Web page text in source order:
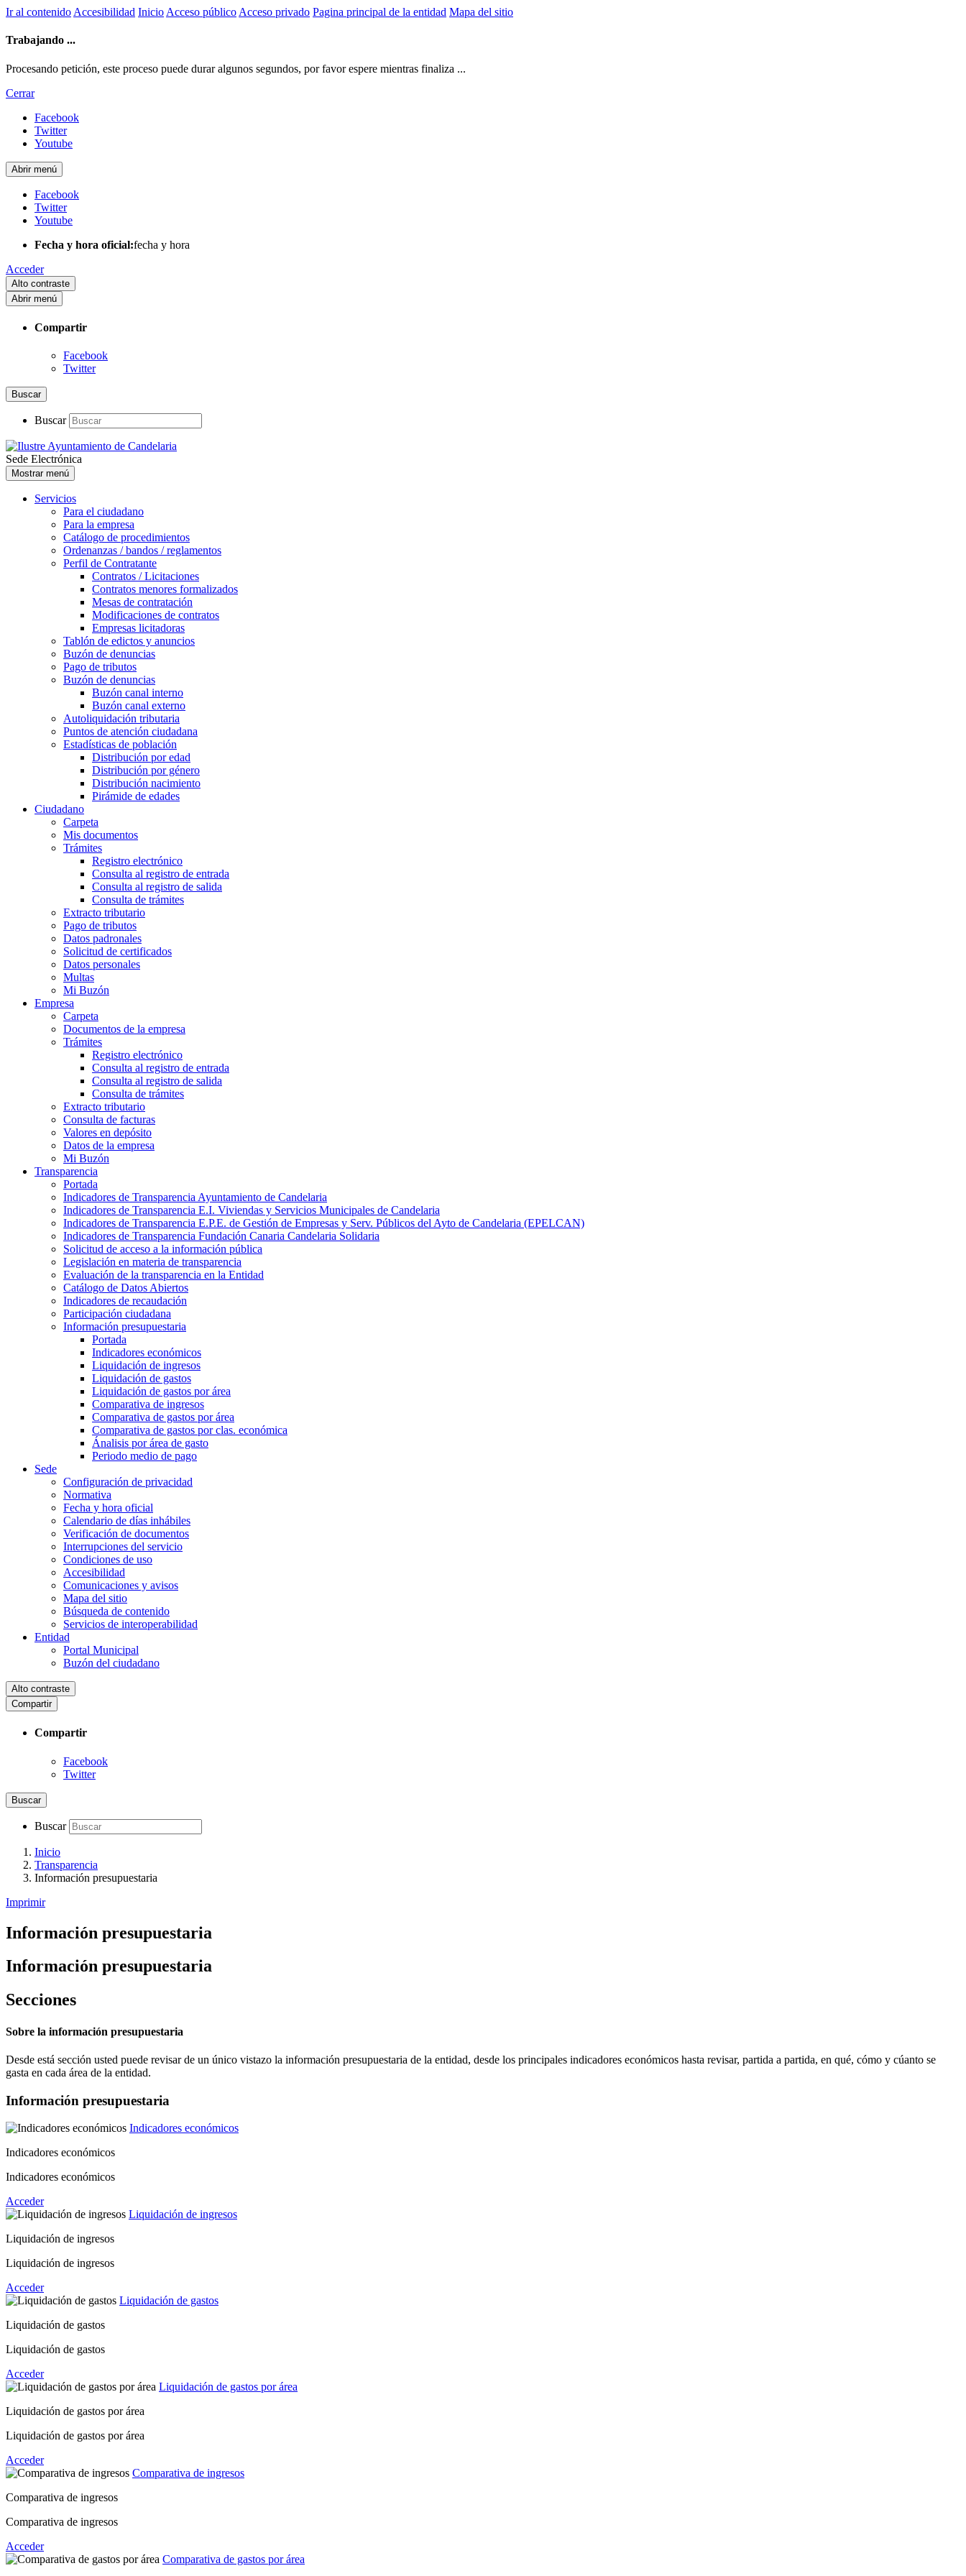
Ir al contenido Accesibilidad Inicio Acceso público Acceso privado Pagina principal de la entidad Mapa del sitio
Trabajando ...
Procesando petición, este proceso puede durar algunos segundos, por favor espere mientras finaliza ...
Cerrar
Facebook
Twitter
Youtube
Abrir menú
Facebook
Twitter
Youtube
Fecha y hora oficial:fecha y hora
Acceder
Alto contraste
Abrir menú
Compartir
Facebook
Twitter
Buscar
Buscar
Sede Electrónica
Mostrar menú
Servicios
Para el ciudadano
Para la empresa
Catálogo de procedimientos
Ordenanzas / bandos / reglamentos
Perfil de Contratante
Contratos / Licitaciones
Contratos menores formalizados
Mesas de contratación
Modificaciones de contratos
Empresas licitadoras
Tablón de edictos y anuncios
Buzón de denuncias
Pago de tributos
Buzón de denuncias
Buzón canal interno
Buzón canal externo
Autoliquidación tributaria
Puntos de atención ciudadana
Estadísticas de población
Distribución por edad
Distribución por género
Distribución nacimiento
Pirámide de edades
Ciudadano
Carpeta
Mis documentos
Trámites
Registro electrónico
Consulta al registro de entrada
Consulta al registro de salida
Consulta de trámites
Extracto tributario
Pago de tributos
Datos padronales
Solicitud de certificados
Datos personales
Multas
Mi Buzón
Empresa
Carpeta
Documentos de la empresa
Trámites
Registro electrónico
Consulta al registro de entrada
Consulta al registro de salida
Consulta de trámites
Extracto tributario
Consulta de facturas
Valores en depósito
Datos de la empresa
Mi Buzón
Transparencia
Portada
Indicadores de Transparencia Ayuntamiento de Candelaria
Indicadores de Transparencia E.I. Viviendas y Servicios Municipales de Candelaria
Indicadores de Transparencia E.P.E. de Gestión de Empresas y Serv. Públicos del Ayto de Candelaria (EPELCAN)
Indicadores de Transparencia Fundación Canaria Candelaria Solidaria
Solicitud de acceso a la información pública
Legislación en materia de transparencia
Evaluación de la transparencia en la Entidad
Catálogo de Datos Abiertos
Indicadores de recaudación
Participación ciudadana
Información presupuestaria
Portada
Indicadores económicos
Liquidación de ingresos
Liquidación de gastos
Liquidación de gastos por área
Comparativa de ingresos
Comparativa de gastos por área
Comparativa de gastos por clas. económica
Ánalisis por área de gasto
Periodo medio de pago
Sede
Configuración de privacidad
Normativa
Fecha y hora oficial
Calendario de días inhábiles
Verificación de documentos
Interrupciones del servicio
Condiciones de uso
Accesibilidad
Comunicaciones y avisos
Mapa del sitio
Búsqueda de contenido
Servicios de interoperabilidad
Entidad
Portal Municipal
Buzón del ciudadano
Alto contraste
Compartir
Compartir
Facebook
Twitter
Buscar
Buscar
Inicio
Transparencia
Información presupuestaria
Imprimir
Información presupuestaria
Información presupuestaria
Secciones
Sobre la información presupuestaria
Desde está sección usted puede revisar de un único vistazo la información presupuestaria de la entidad, desde los principales indicadores económicos hasta revisar, partida a partida, en qué, cómo y cúanto se
gasta en cada área de la entidad.
Información presupuestaria
Indicadores económicos
Indicadores económicos
Indicadores económicos
Acceder
Liquidación de ingresos
Liquidación de ingresos
Liquidación de ingresos
Acceder
Liquidación de gastos
Liquidación de gastos
Liquidación de gastos
Acceder
Liquidación de gastos por área
Liquidación de gastos por área
Liquidación de gastos por área
Acceder
Comparativa de ingresos
Comparativa de ingresos
Comparativa de ingresos
Acceder
Comparativa de gastos por área